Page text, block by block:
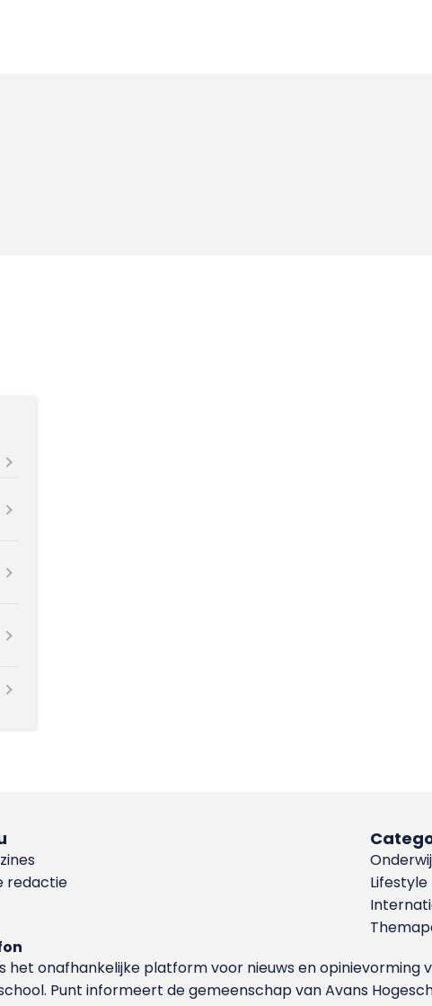
redactie
Lifestyle
het onafhankelijke platform voor nieuws en
Punt informeert de gemeenschap van Avans